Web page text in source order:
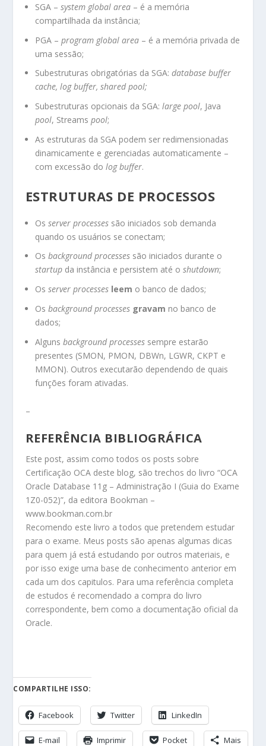
SGA – system global area– é a memória
compartilhada da instância;
PGA – program global area– é a memória privada de
uma sessão;
Subestruturas obrigatórias da SGA: database buffer
cache, log buffer, shared pool;
Subestruturas opcionais da SGA: large pool, Java
pool, Streams pool;
As estruturas da SGA podem ser redimensionadas
dinamicamente e gerenciadas automaticamente –
com excessão do log buffer.
ESTRUTURAS DE PROCESSOS
Os server processessão iniciados sob demanda
quando os usuários se conectam;
Os background processessão iniciados durante o
startupda instância e persistem até o shutdown;
Os server processes leem o banco de dados;
Os background processes gravam no banco de
dados;
Alguns background processessempre estarão
presentes (SMON, PMON, DBWn, LGWR, CKPT e
MMON). Outros executarão dependendo de quais
funções foram ativadas.
–
REFERÊNCIA BIBLIOGRÁFICA
Este post, assim como todos os posts sobre
Certificação OCA deste blog, são trechos do livro “OCA
Oracle Database 11g – Administração I (Guia do Exame
1Z0-052)”, da editora Bookman –
www.bookman.com.br
Recomendo este livro a todos que pretendem estudar
para o exame. Meus posts são apenas algumas dicas
para quem já está estudando por outros materiais, e
por isso exige uma base de conhecimento anterior em
cada um dos capitulos. Para uma referência completa
de estudos é recomendado a compra do livro
correspondente, bem como a documentação oficial da
Oracle.
COMPARTILHE ISSO:
Facebook Twitter LinkedIn
E-mail Imprimir Pocket Mais